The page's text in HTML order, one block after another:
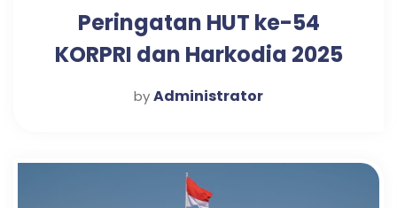
Peringatan HUT ke-54
KORPRI dan Harkodia 2025
Kabupaten Pasuruan
byAdministrator